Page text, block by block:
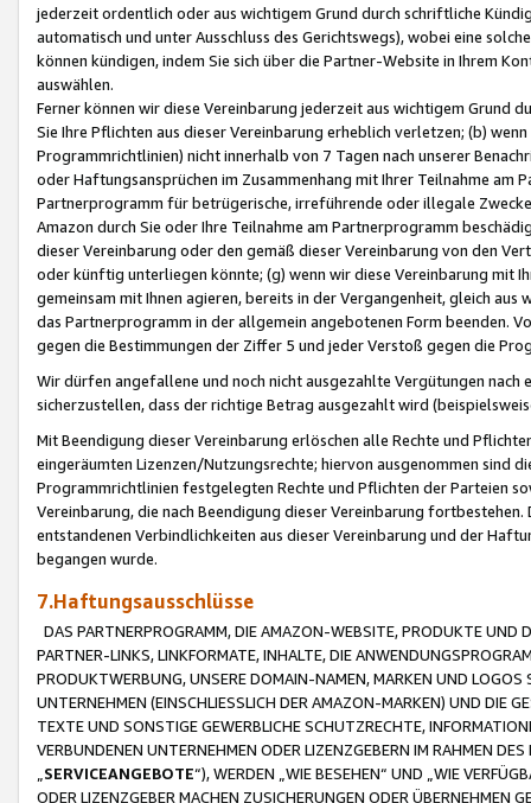
jederzeit ordentlich oder aus wichtigem Grund durch schriftliche
automatisch und unter Ausschluss des Gerichtswegs), wobei eine
können kündigen, indem Sie sich über die Partner-Website in Ihrem
auswählen.
Ferner können wir diese Vereinbarung jederzeit aus wichtigem Grund
Sie Ihre Pflichten aus dieser Vereinbarung erheblich verletzen; (b)
Programmrichtlinien) nicht innerhalb von 7 Tagen nach unserer
oder Haftungsansprüchen im Zusammenhang mit Ihrer Teilnahme am
Partnerprogramm für betrügerische, irreführende oder illegale
Amazon durch Sie oder Ihre Teilnahme am Partnerprogramm
dieser Vereinbarung oder den gemäß dieser Vereinbarung von den
oder künftig unterliegen könnte; (g) wenn wir diese Vereinbarung mit
gemeinsam mit Ihnen agieren, bereits in der Vergangenheit, gleich
das Partnerprogramm in der allgemein angebotenen Form beenden.
gegen die Bestimmungen der Ziffer 5 und jeder Verstoß gegen die
Wir dürfen angefallene und noch nicht ausgezahlte Vergütungen
sicherzustellen, dass der richtige Betrag ausgezahlt wird
Mit Beendigung dieser Vereinbarung erlöschen alle Rechte und
eingeräumten Lizenzen/Nutzungsrechte; hiervon ausgenommen sind
Programmrichtlinien festgelegten Rechte und Pflichten der Parteien
Vereinbarung, die nach Beendigung dieser Vereinbarung
entstandenen Verbindlichkeiten aus dieser Vereinbarung und der
begangen wurde.
7.Haftungsausschlüsse
DAS PARTNERPROGRAMM, DIE AMAZON-WEBSITE, PRODUKTE UND
PARTNER-LINKS, LINKFORMATE, INHALTE, DIE
PRODUKTWERBUNG, UNSERE DOMAIN-NAMEN, MARKEN UND
UNTERNEHMEN (EINSCHLIESSLICH DER AMAZON-MARKEN) UND DIE
TEXTE UND SONSTIGE GEWERBLICHE SCHUTZRECHTE,
VERBUNDENEN UNTERNEHMEN ODER LIZENZGEBERN IM RAHMEN
SERVICEANGEBOTE“), WERDEN „WIE BESEHEN“ UND „WIE
ODER LIZENZGEBER MACHEN ZUSICHERUNGEN ODER ÜBERNEHMEN